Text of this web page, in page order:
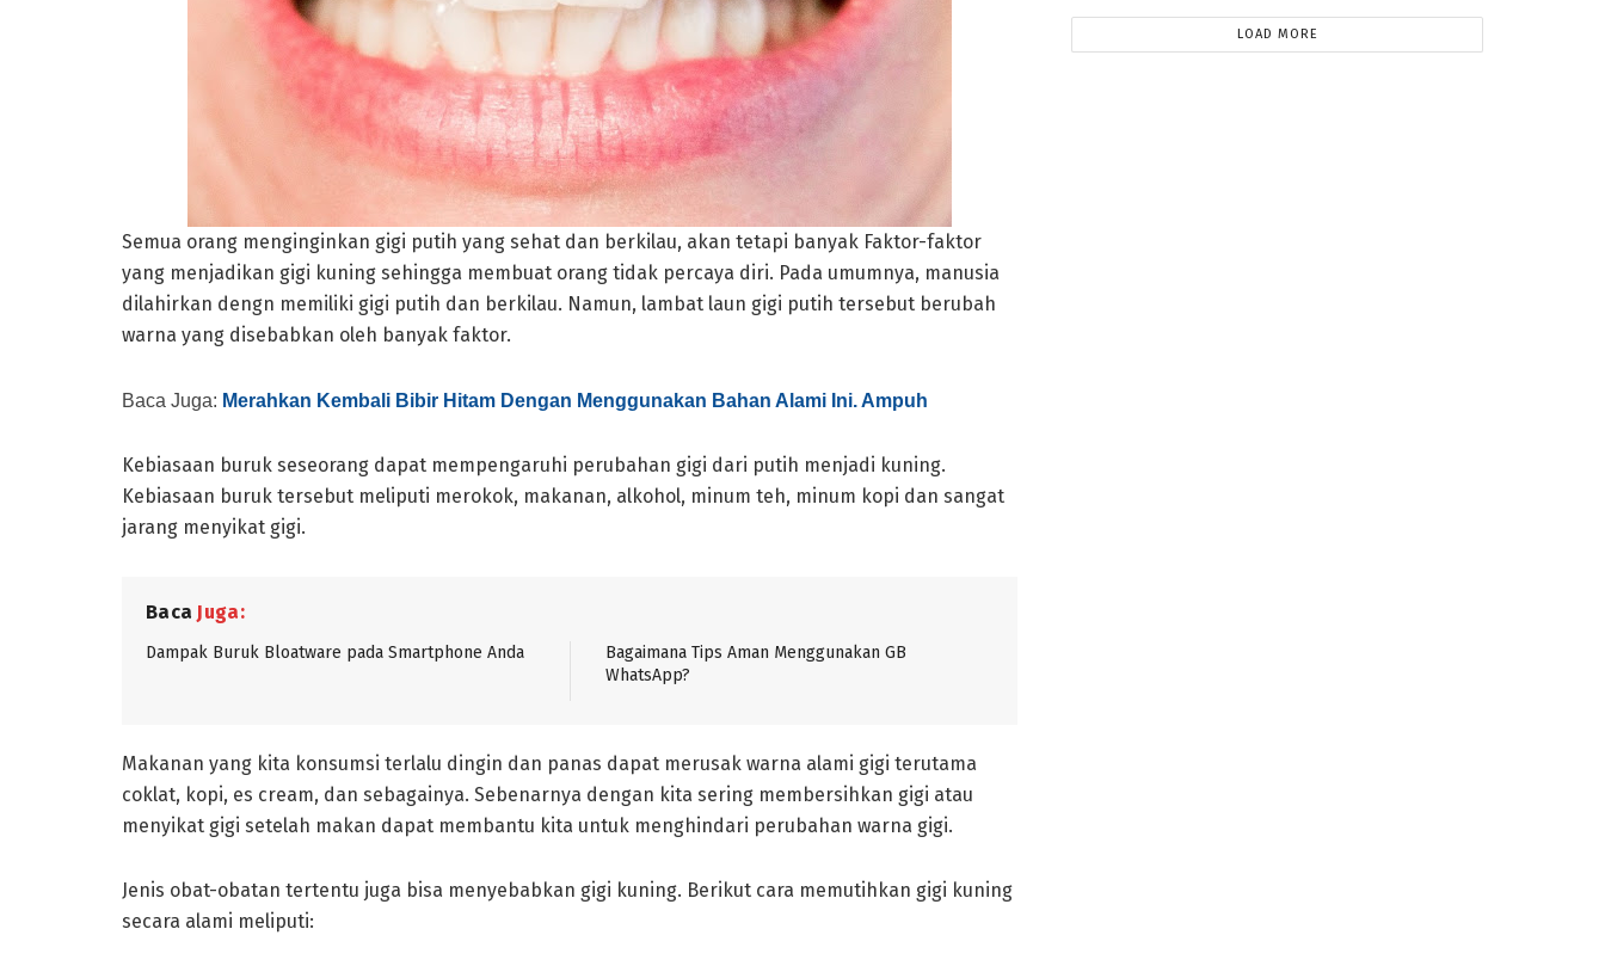
Semua orang menginginkan gigi putih yang sehat dan berkilau, akan tetapi banyak Faktor-faktor
yang menjadikan gigi kuning sehingga membuat orang tidak percaya diri. Pada umumnya, manusia
dilahirkan dengn memiliki gigi putih dan berkilau. Namun, lambat laun gigi putih tersebut berubah
warna yang disebabkan oleh banyak faktor.
Baca Juga: Merahkan Kembali Bibir Hitam Dengan Menggunakan Bahan Alami Ini. Ampuh
Kebiasaan buruk seseorang dapat mempengaruhi perubahan gigi dari putih menjadi kuning.
Kebiasaan buruk tersebut meliputi merokok, makanan, alkohol, minum teh, minum kopi dan sangat
jarang menyikat gigi.
Baca Juga:
Dampak Buruk Bloatware pada Smartphone Anda
Bagaimana Tips Aman Menggunakan GB
WhatsApp?
Makanan yang kita konsumsi terlalu dingin dan panas dapat merusak warna alami gigi terutama
coklat, kopi, es cream, dan sebagainya. Sebenarnya dengan kita sering membersihkan gigi atau
menyikat gigi setelah makan dapat membantu kita untuk menghindari perubahan warna gigi.
Jenis obat-obatan tertentu juga bisa menyebabkan gigi kuning. Berikut cara memutihkan gigi kuning
secara alami meliputi:
LOAD MORE